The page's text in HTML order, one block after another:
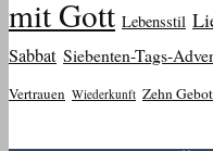
mit Gott Lebensstil
Sabbat Siebenten-Tags-
Vertrauen Wiederkunft Zehn